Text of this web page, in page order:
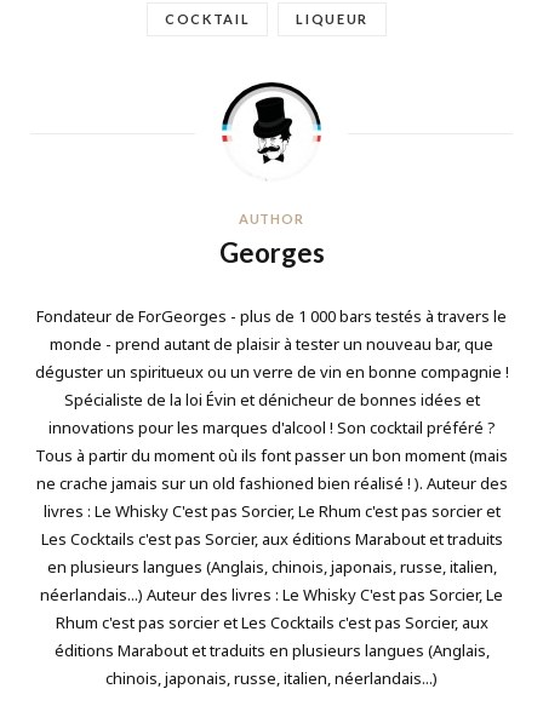
COCKTAIL LIQUEUR
AUTHOR
Georges
Fondateur de ForGeorges - plus de 1 000 bars testés à travers le
monde - prend autant de plaisir à tester un nouveau bar, que
déguster un spiritueux ou un verre de vin en bonne compagnie !
Spécialiste de la loi Évin et dénicheur de bonnes idées et
innovations pour les marques d'alcool ! Son cocktail préféré ?
Tous à partir du moment où ils font passer un bon moment (mais
ne crache jamais sur un old fashioned bien réalisé ! ). Auteur des
livres : Le Whisky C'est pas Sorcier, Le Rhum c'est pas sorcier et
Les Cocktails c'est pas Sorcier, aux éditions Marabout et traduits
en plusieurs langues (Anglais, chinois, japonais, russe, italien,
néerlandais...) Auteur des livres : Le Whisky C'est pas Sorcier, Le
Rhum c'est pas sorcier et Les Cocktails c'est pas Sorcier, aux
éditions Marabout et traduits en plusieurs langues (Anglais,
chinois, japonais, russe, italien, néerlandais...)